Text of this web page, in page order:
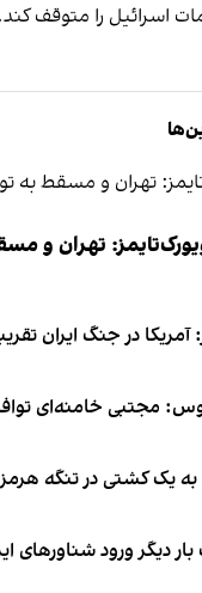
اسرائیل را متوقف
تهران و
آمریکا در جنگ ایران
مجتبی خامنه‌ای
یک کشتی در تنگه هرمز
بار دیگر ورود شناورهای